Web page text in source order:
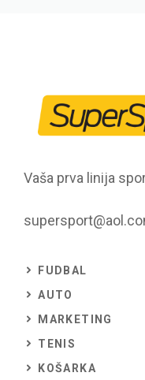
Vaša prva linija
FUDBAL
AUTO
MARKETING
TENIS
KOŠARKA